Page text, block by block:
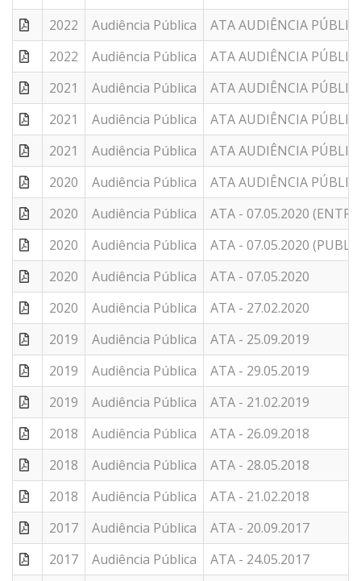
2022
Audiência Pública
ATA AUDIÊNCIA
2022
Audiência Pública
ATA AUDIÊNCIA
2021
Audiência Pública
ATA AUDIÊNCIA
2021
Audiência Pública
ATA AUDIÊNCIA
2021
Audiência Pública
ATA AUDIÊNCIA
2020
Audiência Pública
ATA AUDIÊNCIA
2020
Audiência Pública
ATA - 07.05.2020
2020
Audiência Pública
ATA - 07.05.2020
2020
Audiência Pública
ATA - 07.05.2020
2020
Audiência Pública
ATA - 27.02.2020
2019
Audiência Pública
ATA - 25.09.2019
2019
Audiência Pública
ATA - 29.05.2019
2019
Audiência Pública
ATA - 21.02.2019
2018
Audiência Pública
ATA - 26.09.2018
2018
Audiência Pública
ATA - 28.05.2018
2018
Audiência Pública
ATA - 21.02.2018
2017
Audiência Pública
ATA - 20.09.2017
2017
Audiência Pública
ATA - 24.05.2017